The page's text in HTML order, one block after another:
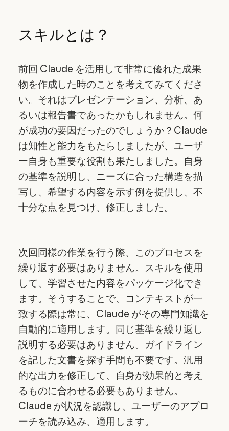
スキルとは？
前回 Claude を活用して非常に優れた成果
物を作成した時のことを考えてみてくださ
い。それはプレゼンテーション、分析、あ
るいは報告書であったかもしれません。何
が成功の要因だったのでしょうか？Claude
は知性と能力をもたらしましたが、ユーザ
ー自身も重要な役割も果たしました。自身
の基準を説明し、ニーズに合った構造を描
写し、希望する内容を示す例を提供し、不
十分な点を見つけ、修正しました。
次回同様の作業を行う際、このプロセスを
繰り返す必要はありません。スキルを使用
して、学習させた内容をパッケージ化でき
ます。そうすることで、コンテキストが一
致する際は常に、Claude がその専門知識を
自動的に適用します。同じ基準を繰り返し
説明する必要はありません。ガイドライン
を記した文書を探す手間も不要です。汎用
的な出力を修正して、自身が効果的と考え
るものに合わせる必要もありません。
Claude が状況を認識し、ユーザーのアプロ
ーチを読み込み、適用します。